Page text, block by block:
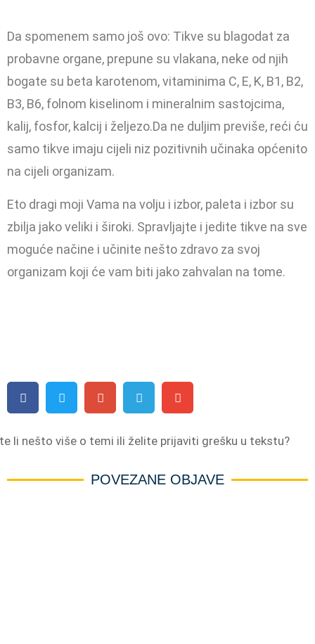
Da spomenem samo još ovo: Tikve su blagodat za
probavne organe, prepune su vlakana, neke od njih
bogate su beta karotenom, vitaminima C, E, K, B1, B2,
B3, B6, folnom kiselinom i mineralnim sastojcima,
kalij, fosfor, kalcij i željezo.Da ne duljim previše, reći ću
samo tikve imaju cijeli niz pozitivnih učinaka općenito
na cijeli organizam.
Eto dragi moji Vama na volju i izbor, paleta i izbor su
zbilja jako veliki i široki. Spravljajte i jedite tikve na sve
moguće načine i učinite nešto zdravo za svoj
organizam koji će vam biti jako zahvalan na tome.
li nešto više o temi ili želite prijaviti grešku u tekstu?
POVEZANE OBJAVE